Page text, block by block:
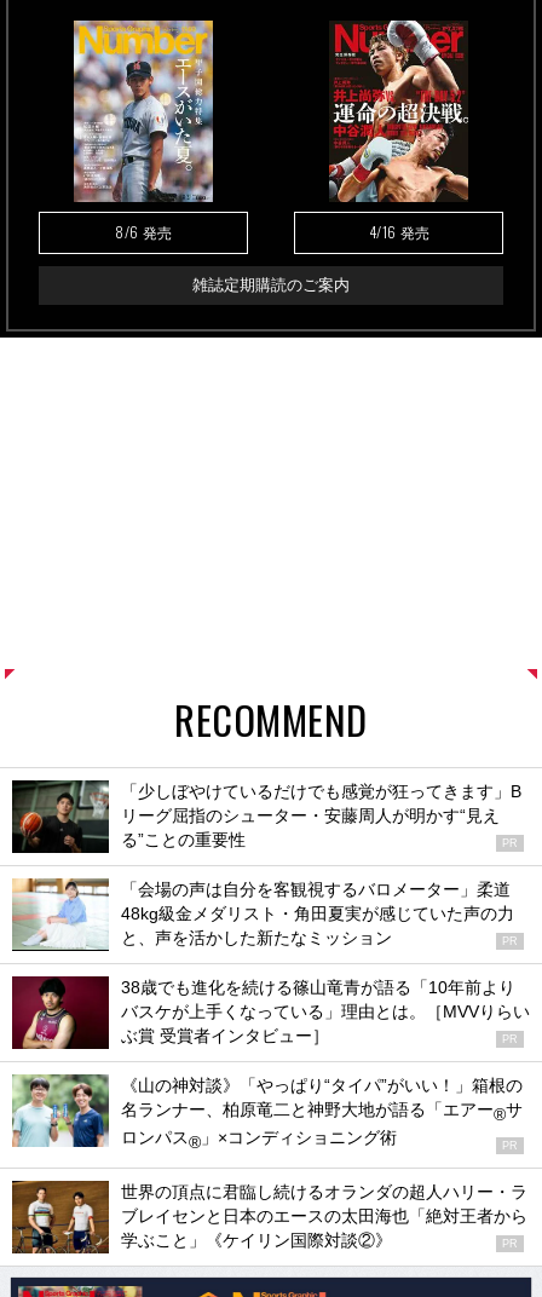
8/6 発売 4/16 発売
雑誌定期購読のご案内
RECOMMEND
「少しぼやけているだけでも感覚が狂ってきます」B
リーグ屈指のシューター・安藤周人が明かす“見え
る”ことの重要性
PR
「会場の声は自分を客観視するバロメーター」柔道
48kg級金メダリスト・角田夏実が感じていた声の力
と、声を活かした新たなミッション
PR
38歳でも進化を続ける篠山竜青が語る「10年前より
バスケが上手くなっている」理由とは。［MVVりらい
ぶ賞 受賞者インタビュー］
PR
《山の神対談》「やっぱり“タイパ”がいい！」箱根の
名ランナー、柏原竜二と神野大地が語る「エアー®サ
ロンパス® 」×コンディショニング術 PR
世界の頂点に君臨し続けるオランダの超人ハリー・ラ
ブレイセンと日本のエースの太田海也「絶対王者から
学ぶこと」《ケイリン国際対談②》
PR